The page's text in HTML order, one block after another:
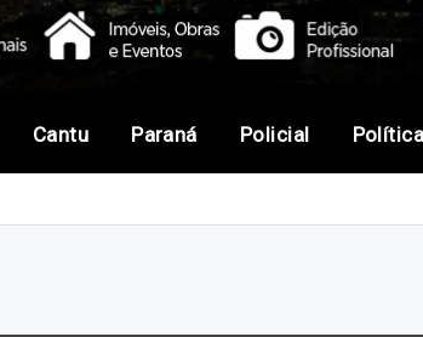
Cantu Paraná Policial Política